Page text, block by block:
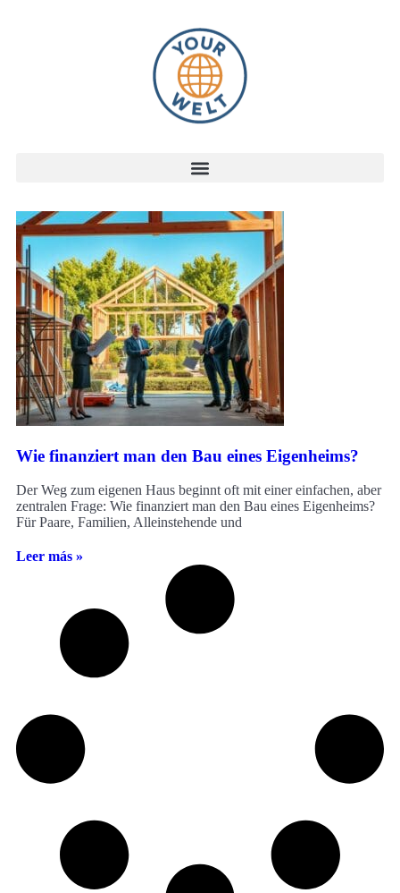
Wie finanziert man den Bau eines Eigenheims?
Der Weg zum eigenen Haus beginnt oft mit einer einfachen, aber
zentralen Frage: Wie finanziert man den Bau eines Eigenheims?
Für Paare, Familien, Alleinstehende und
Leer más »